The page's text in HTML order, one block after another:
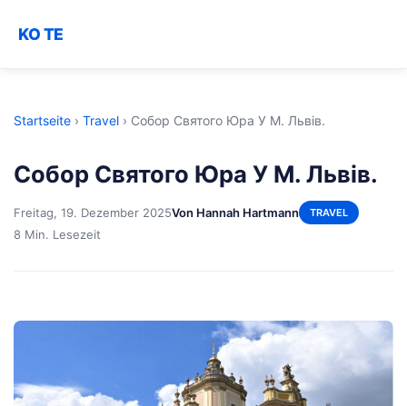
KO TE
Startseite › Travel › Собор Святого Юра У М. Львів.
Собор Святого Юра У М. Львів.
Freitag, 19. Dezember 2025Von Hannah Hartmann TRAVEL
8 Min. Lesezeit